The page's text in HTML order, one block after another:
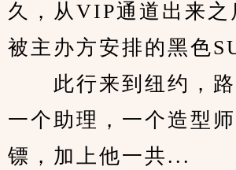
久，从VIP通道出来之
被主办方安排的黑色
此行来到纽约，路
一个助理，一个造型
镖，加上他一共...